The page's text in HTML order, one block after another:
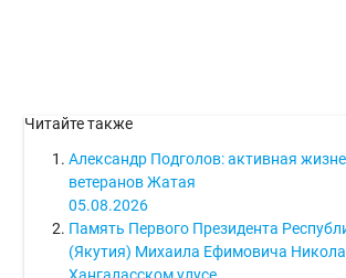
Читайте также
Александр Подголов: активная
ветеранов Жатая
05.08.2026
Память Первого Президента
(Якутия) Михаила Ефимовича